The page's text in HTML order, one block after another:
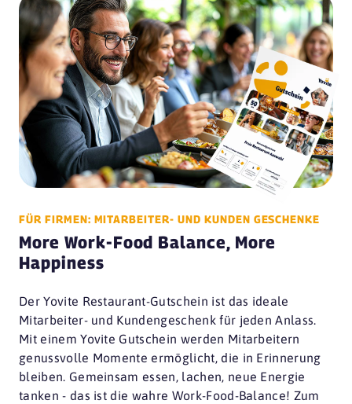
FÜR FIRMEN: MITARBEITER- UND KUNDEN GESCHENKE
More Work-Food Balance, More
Happiness
Der Yovite Restaurant-Gutschein ist das ideale
Mitarbeiter- und Kundengeschenk für jeden Anlass.
Mit einem Yovite Gutschein werden Mitarbeitern
genussvolle Momente ermöglicht, die in Erinnerung
bleiben. Gemeinsam essen, lachen, neue Energie
tanken - das ist die wahre Work-Food-Balance! Zum